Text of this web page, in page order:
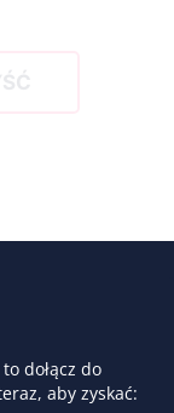
dołącz do
aby zyskać: